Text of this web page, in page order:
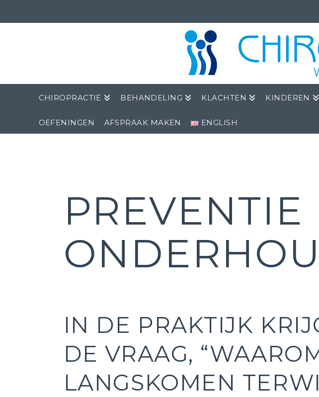
CHIROPRACTIE BEHANDELING KLACHTEN KINDEREN
OEFENINGEN AFSPRAAK MAKEN ENGLISH
PREVENTIE
IN DE PRAKTIJK
DE VRAAG,
LANGSKOMEN